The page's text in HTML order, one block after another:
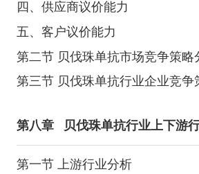
四、供应商议价能力
五、客户议价能力
第二节 贝伐珠单抗市场竞争策略
第三节 贝伐珠单抗行业企业竞争
第八章 贝伐珠单抗行业上下游
第一节 上游行业分析